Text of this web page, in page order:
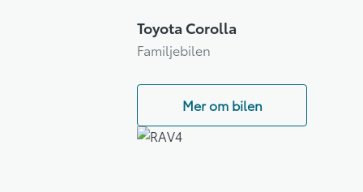
Toyota Corolla
Familjebilen
Mer om bilen